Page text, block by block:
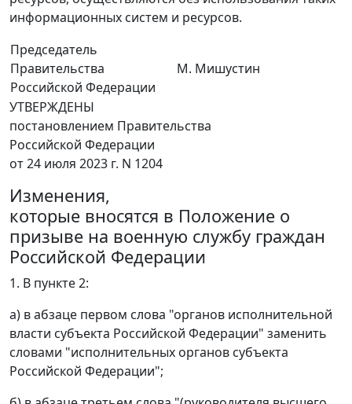
информационных систем и ресурсов.
Председатель
Правительства
Российской Федерации
М. Мишустин
УТВЕРЖДЕНЫ
постановлением Правительства
Российской Федерации
от 24 июля 2023 г. N 1204
Изменения,
которые вносятся в Положение о
призыве на военную службу граждан
Российской Федерации
1. В пункте 2:
а) в абзаце первом слова "органов исполнительной
власти субъекта Российской Федерации" заменить
словами "исполнительных органов субъекта
Российской Федерации";